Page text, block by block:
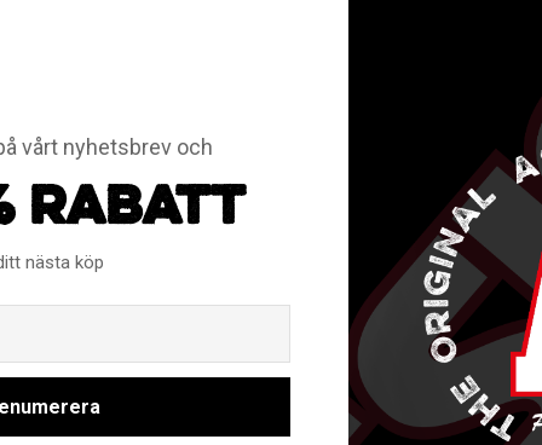
vårt nyhetsbrev och
RABATT
nästa köp